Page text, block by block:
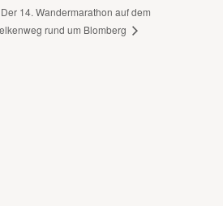
Der 14. Wandermarathon auf dem
rund um Blomberg